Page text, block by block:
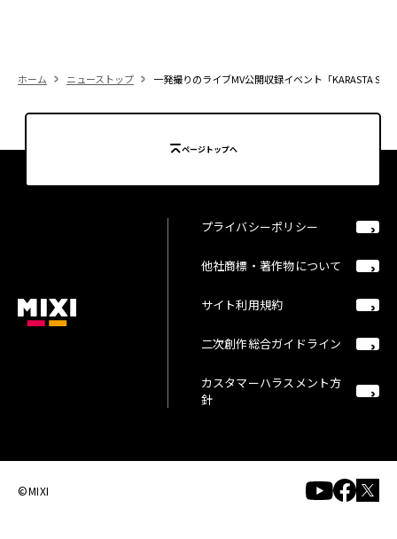
ホーム ニューストップ 一発撮りのライブMV公開収録イベント「KARASTA
ページトップへ
プライバシーポリシー
他社商標・著作物について
サイト利用規約
二次創作総合ガイドライン
カスタマーハラスメント方
針
©MIXI